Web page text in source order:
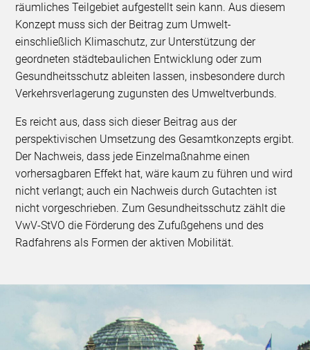
räumliches Teilgebiet aufgestellt sein kann. Aus diesem
Konzept muss sich der Beitrag zum Umwelt-
einschließlich Klimaschutz, zur Unterstützung der
geordneten städtebaulichen Entwicklung oder zum
Gesundheitsschutz ableiten lassen, insbesondere durch
Verkehrsverlagerung zugunsten des Umweltverbunds.
Es reicht aus, dass sich dieser Beitrag aus der
perspektivischen Umsetzung des Gesamtkonzepts ergibt.
Der Nachweis, dass jede Einzelmaßnahme einen
vorhersagbaren Effekt hat, wäre kaum zu führen und wird
nicht verlangt; auch ein Nachweis durch Gutachten ist
nicht vorgeschrieben. Zum Gesundheitsschutz zählt die
VwV-StVO die Förderung des Zufußgehens und des
Radfahrens als Formen der aktiven Mobilität.